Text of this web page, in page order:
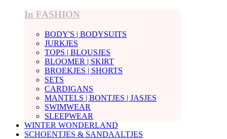
In FASHION
BODY'S | BODYSUITS
JURKJES
TOPS | BLOUSJES
BLOOMER | SKIRT
BROEKJES | SHORTS
SETS
CARDIGANS
MANTELS | BONTJES | JASJES
SWIMWEAR
SLEEPWEAR
WINTER WONDERLAND
SCHOENTJES & SANDAALTJES